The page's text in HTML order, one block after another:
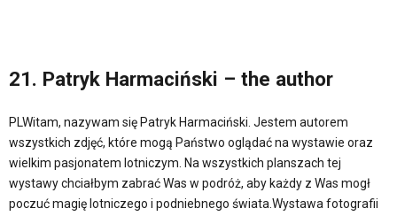
21. Patryk Harmaciński – the author
PLWitam, nazywam się Patryk Harmaciński. Jestem autorem
wszystkich zdjęć, które mogą Państwo oglądać na wystawie oraz
wielkim pasjonatem lotniczym. Na wszystkich planszach tej
wystawy chciałbym zabrać Was w podróż, aby każdy z Was mogł
poczuć magię lotniczego i podniebnego świata.Wystawa fotografii